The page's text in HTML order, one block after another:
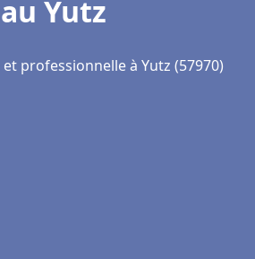
Yutz
professionnelle à Yutz (57970)